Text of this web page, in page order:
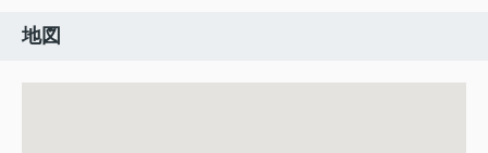
地図